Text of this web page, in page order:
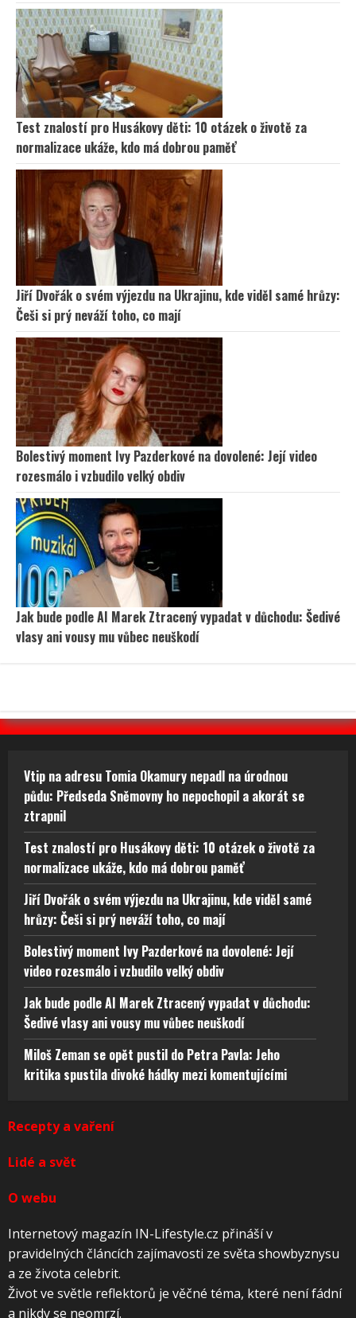
Test znalostí pro Husákovy děti: 10 otázek o životě za
normalizace ukáže, kdo má dobrou paměť
Jiří Dvořák o svém výjezdu na Ukrajinu, kde viděl samé hrůzy:
Češi si prý neváží toho, co mají
Bolestivý moment Ivy Pazderkové na dovolené: Její video
rozesmálo i vzbudilo velký obdiv
Jak bude podle AI Marek Ztracený vypadat v důchodu: Šedivé
vlasy ani vousy mu vůbec neuškodí
Vtip na adresu Tomia Okamury nepadl na úrodnou
půdu: Předseda Sněmovny ho nepochopil a akorát se
ztrapnil
Test znalostí pro Husákovy děti: 10 otázek o životě za
normalizace ukáže, kdo má dobrou paměť
Jiří Dvořák o svém výjezdu na Ukrajinu, kde viděl samé
hrůzy: Češi si prý neváží toho, co mají
Bolestivý moment Ivy Pazderkové na dovolené: Její
video rozesmálo i vzbudilo velký obdiv
Jak bude podle AI Marek Ztracený vypadat v důchodu:
Šedivé vlasy ani vousy mu vůbec neuškodí
Miloš Zeman se opět pustil do Petra Pavla: Jeho
kritika spustila divoké hádky mezi komentujícími
Recepty a vaření
Lidé a svět
O webu
Internetový magazín IN-Lifestyle.cz přináší v
pravidelných článcích zajímavosti ze světa showbyznysu
a ze života celebrit.
Život ve světle reflektorů je věčné téma, které není fádní
a nikdy se neomrzí.